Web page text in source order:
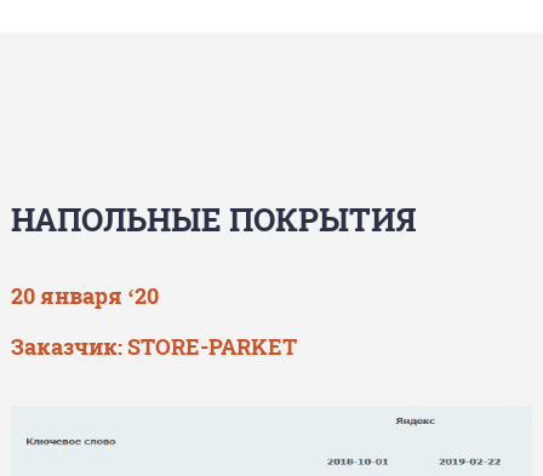
НАПОЛЬНЫЕ ПОКРЫТИЯ
20 января ‘20
Заказчик:STORE-PARKET